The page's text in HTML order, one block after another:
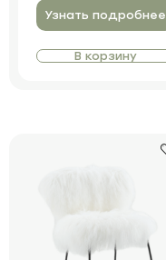
Узнать подробнее
В корзину